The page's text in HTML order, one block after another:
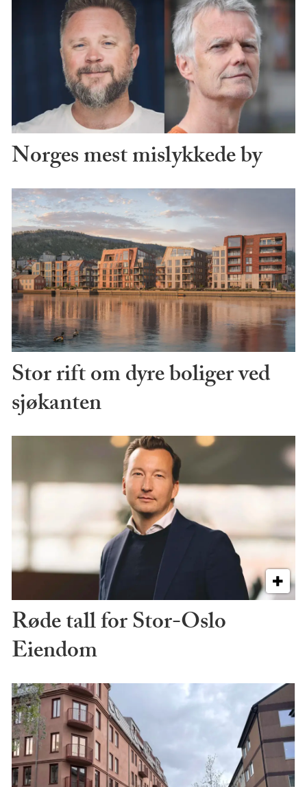
Norges mest mislykkede by
Stor rift om dyre boliger ved
sjøkanten
Røde tall for Stor-Oslo
Eiendom